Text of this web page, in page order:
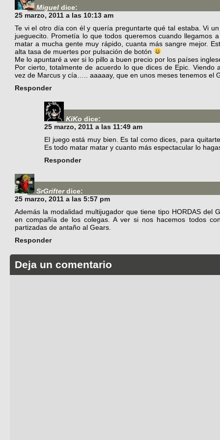
Miguel dice:
25 marzo, 2011 a las 10:13 am
Te vi el otro día con él y quería preguntarte qué tal estaba. Vi
jueguecito. Prometía lo que todos queremos cuando llegamos
matar a mucha gente muy rápido, cuanta más sangre mejor.
alta tasa de muertes por pulsación de botón
Me lo apuntaré a ver si lo pillo a buen precio por los países
Por cierto, totalmente de acuerdo lo que dices de Epic. Viendo
vez de Marcus y cía….. aaaaay, que en unos meses tenemos el
Responder
KiKo dice:
25 marzo, 2011 a las 11:49 am
El juego está muy bien. Es tal como dices, para
Es todo matar matar y cuanto más espectacular lo
Responder
SrGrifter dice:
25 marzo, 2011 a las 5:57 pm
Además la modalidad multijugador que tiene tipo HORDAS del
en compañía de los colegas. A ver si nos hacemos todos
partizadas de antaño al Gears.
Responder
Deja un comentario